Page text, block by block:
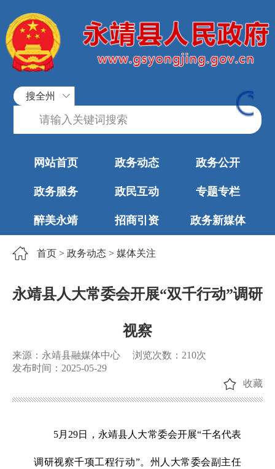
搜全州
网站首页 政务动态 政务公开
政务服务 政民互动 专题专栏
醉美永靖 招商引资 政务新媒体
首页 > 政务动态 > 媒体关注
永靖县人大常委会开展“双千行动”调研
视察
来源：永靖县融媒体中心 浏览次数： 210次
发布时间：2025-05-29
收藏
5月29日，永靖县人大常委会开展“千名代表
调研视察千项工程行动”。州人大常委会副主任